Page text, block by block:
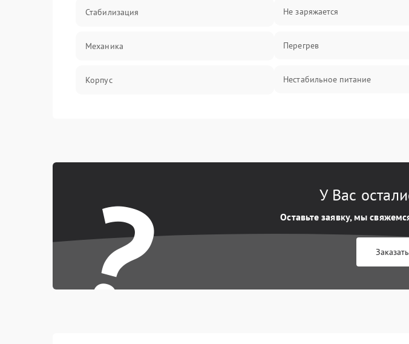
Стабилизация
Механика
Корпус
Не заряжается
Перегрев
Нестабильное питание
? У Вас
Оставьте заявку, мы